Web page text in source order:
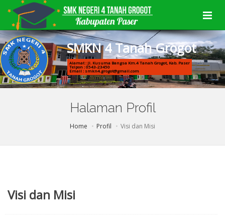
SMKN 4 Tanah Grogot
Alamat : Jl. Kusuma Bangsa Km.4 Tanah Grogot, Kab. Paser
Telpon : 0543-23450
Email : smkn4.grogot@gmail.com
Halaman Profil
Home Profil Visi dan Misi
Visi dan Misi